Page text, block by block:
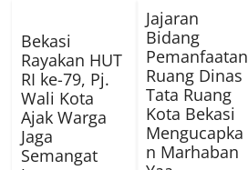
Bekasi
Rayakan HUT
RI ke-79, Pj.
Wali Kota
Ajak Warga
Jaga
Semangat
Jajaran
Bidang
Pemanfaatan
Ruang Dinas
Tata Ruang
Kota Bekasi
Mengucapka
n Marhaban